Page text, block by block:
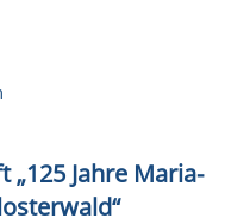
„125 Jahre Maria-